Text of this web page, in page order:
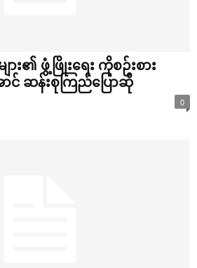
ား၏ ဖွံ့ဖြိုး‌ရေး ကိုစဉ်းစား
ာင် ဆန်းစုကြည်‌ပြောဆို
0